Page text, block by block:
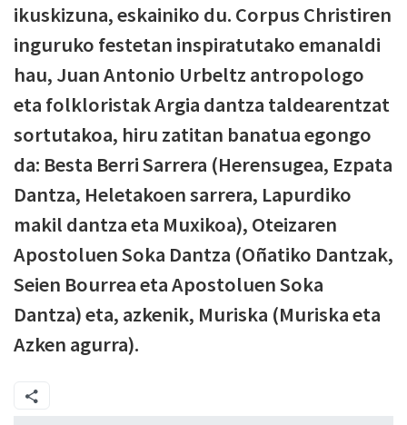
ikuskizuna, eskainiko du. Corpus Christiren
inguruko festetan inspiratutako emanaldi
hau, Juan Antonio Urbeltz antropologo
eta folkloristak Argia dantza taldearentzat
sortutakoa, hiru zatitan banatua egongo
da: Besta Berri Sarrera (Herensugea, Ezpata
Dantza, Heletakoen sarrera, Lapurdiko
makil dantza eta Muxikoa), Oteizaren
Apostoluen Soka Dantza (Oñatiko Dantzak,
Seien Bourrea eta Apostoluen Soka
Dantza) eta, azkenik, Muriska (Muriska eta
Azken agurra).